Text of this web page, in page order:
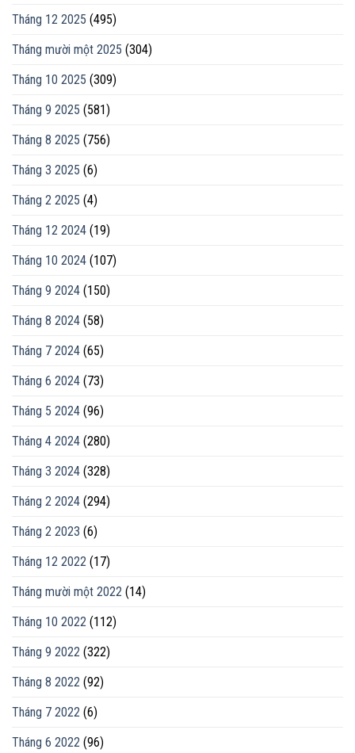
Tháng 12 2025 (495)
Tháng mười một 2025 (304)
Tháng 10 2025 (309)
Tháng 9 2025 (581)
Tháng 8 2025 (756)
Tháng 3 2025 (6)
Tháng 2 2025 (4)
Tháng 12 2024 (19)
Tháng 10 2024 (107)
Tháng 9 2024 (150)
Tháng 8 2024 (58)
Tháng 7 2024 (65)
Tháng 6 2024 (73)
Tháng 5 2024 (96)
Tháng 4 2024 (280)
Tháng 3 2024 (328)
Tháng 2 2024 (294)
Tháng 2 2023 (6)
Tháng 12 2022 (17)
Tháng mười một 2022 (14)
Tháng 10 2022 (112)
Tháng 9 2022 (322)
Tháng 8 2022 (92)
Tháng 7 2022 (6)
Tháng 6 2022 (96)